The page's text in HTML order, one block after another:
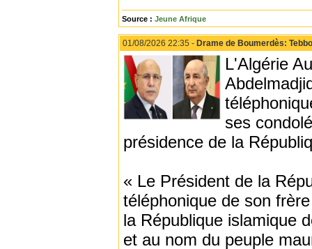
Source : Jeune Afrique
01/08/2026 22:35 - Drame de Boumerdès:
L'Algérie
ses
présidence de la
« Le Président de la
téléphonique de son
la République islamique
et au nom du peuple